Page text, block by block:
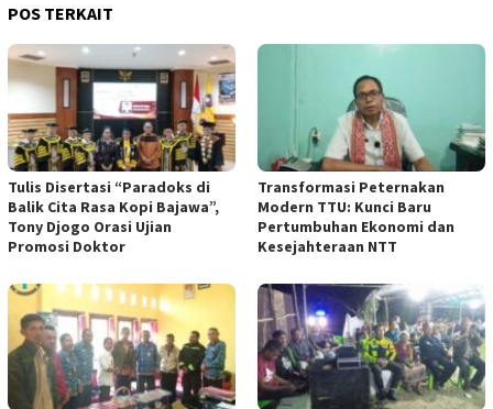
POS TERKAIT
Tulis Disertasi “Paradoks di
Balik Cita Rasa Kopi Bajawa”,
Tony Djogo Orasi Ujian
Promosi Doktor
Transformasi Peternakan
Modern TTU: Kunci Baru
Pertumbuhan Ekonomi dan
Kesejahteraan NTT